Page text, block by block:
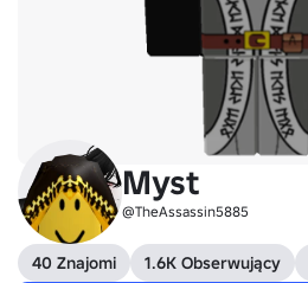
Myst
@TheAssassin5885
40 Znajomi 1.6K Obserwujący